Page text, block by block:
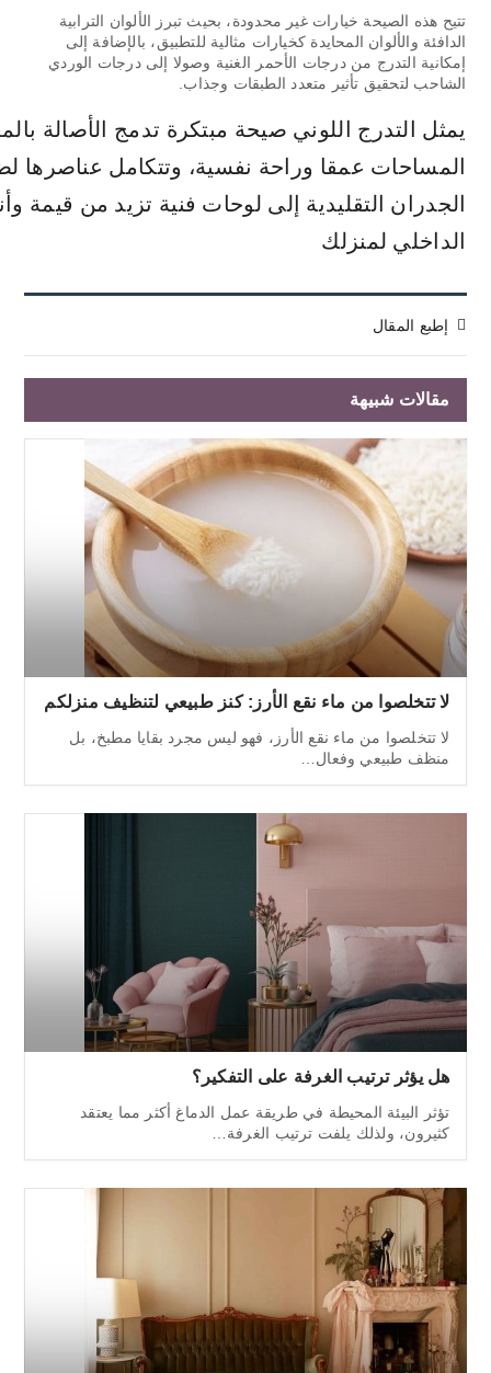
تتيح هذه الصيحة خيارات غير محدودة، بحيث تبرز الألوان الترابية
الدافئة والألوان المحايدة كخيارات مثالية للتطبيق، بالإضافة إلى
إمكانية التدرج من درجات الأحمر الغنية وصولا إلى درجات الوردي
الشاحب لتحقيق تأثير متعدد الطبقات وجذاب.
يمثل التدرج اللوني صيحة مبتكرة تدمج الأصالة
المساحات عمقا وراحة نفسية، وتتكامل عناصرها
الجدران التقليدية إلى لوحات فنية تزيد من قيمة
الداخلي لمنزلك
إطبع المقال
مقالات شبيهة
لا تتخلصوا من ماء نقع الأرز: كنز طبيعي لتنظيف منزلكم
لا تتخلصوا من ماء نقع الأرز، فهو ليس مجرد بقايا مطبخ، بل
منظف طبيعي وفعال…
هل يؤثر ترتيب الغرفة على التفكير؟
تؤثر البيئة المحيطة في طريقة عمل الدماغ أكثر مما يعتقد
كثيرون، ولذلك يلفت ترتيب الغرفة…